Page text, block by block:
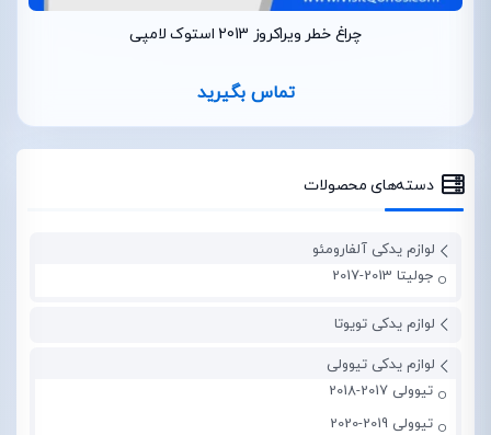
چراغ خطر ویراکروز 2013 استوک لامپی
تماس بگیرید
دسته‌های محصولات
لوازم یدکی آلفارومئو
جولیتا 2013-2017
لوازم یدکی تویوتا
لوازم یدکی تیوولی
تیوولی 2017-2018
تیوولی 2019-2020